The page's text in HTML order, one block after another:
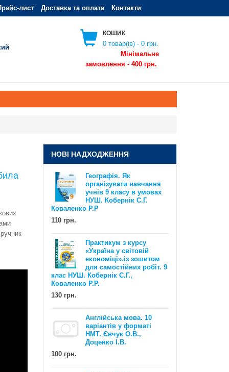
лист Доставка та оплата Контакти
КОШИК
0 товар(ів) - 0 грн.
Мінімальне
замовлення - 400 грн.
НОВІ НАДХОДЖЕННЯ
Географія. Як
організувати навчання
учнів 9 класу в умовах
НУШ. Кобернік С.Г.
Коваленко Р.Р
110 грн.
Практикум з курсу
«Україна у світовій
економіці».із зошитом
для самостійних робіт. 9
клас НУШ. Кобернік С.Г.,
Коваленко Р.Р.
130 грн.
Англійська мова. 10
варіантів у форматі
НМТ. Євчук О.В.,
Доценко І.В.
100 грн.
Географія. Як організувати
навчання учнів 6 класу в умовах
НУШ. Методичний посібник для
вчителя. Кобернік С.Г. Коваленко
EXAM WORKOUT Англійська мова.
Комплексна підготовка до ЗНО та
ДПА. Рівні В1 та В2. Євчук О.В.,
Доценко І.В.